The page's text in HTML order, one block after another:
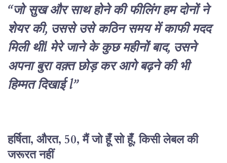
“जो सुख और साथ होने की फीलिंग हम दोनों ने
शेयर की, उससे उसे कठिन समय में काफी मदद
मिली थीl मेरे जाने के कुछ महीनों बाद, उसने
अपना बुरा वक़्त छोड़ कर आगे बढ़ने की भी
हिम्मत दिखाई l”
हर्षिता, औरत, 50, मैंजोहूँसोहूँ, किसीलेबलकी
जरूरतनहीं